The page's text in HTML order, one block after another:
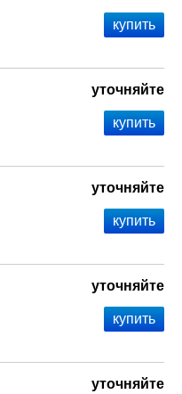
уточняйте
уточняйте
уточняйте
уточняйте